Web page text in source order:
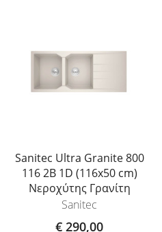
Sanitec Ultra Granite 800
116 2B 1D (116x50 cm)
Νεροχύτης Γρανίτη
Sanitec
€ 290,00